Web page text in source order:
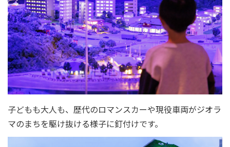
子どもも大人も、歴代のロマンスカーや現役車両がジオラ
マのまちを駆け抜ける様子に釘付けです。